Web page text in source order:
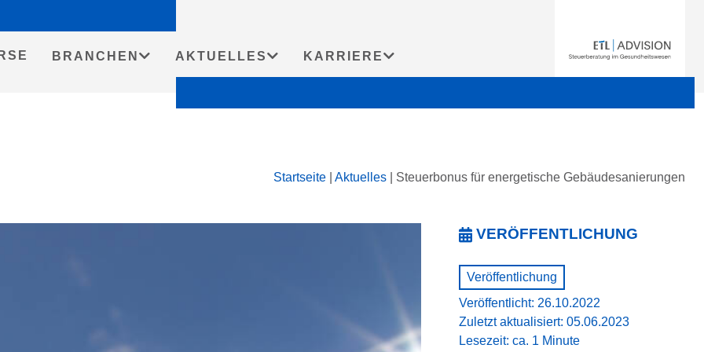
BRANCHEN AKTUELLES KARRIERE
Startseite Aktuelles Steuerbonus für energetische Gebäudesanierungen
VERÖFFENTLICHUNG
Veröffentlichung
Veröffentlicht: 26.10.2022
Zuletzt aktualisiert: 05.06.2023
Lesezeit: ca. 1 Minute